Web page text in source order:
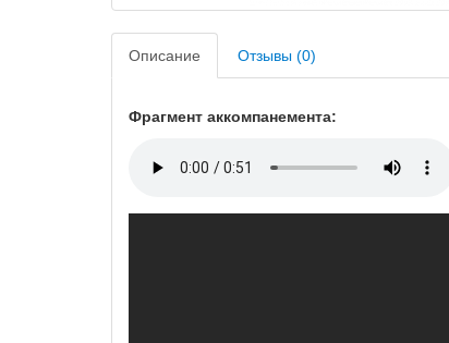
Описание Отзывы (0)
Фрагмент аккомпанемента: